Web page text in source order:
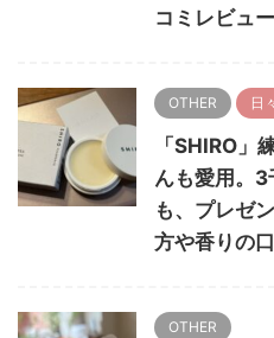
コミレビュー
OTHER 日
「SHIRO」
んも愛用。3
も、プレゼ
方や香りの
OTHER